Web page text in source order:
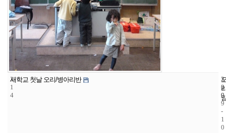
3
1
4
새학교 첫날 오리/병아리반
2
2
9
2
0
0
9
-
1
0